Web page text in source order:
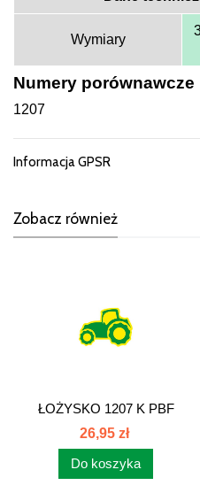
Wymiary
Numery porównawcze
1207
Informacja GPSR
Zobacz również
ŁOŻYSKO 1207 K PBF
26,95 zł
Do koszyka